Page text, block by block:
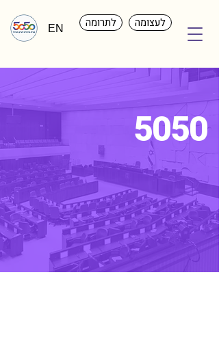
EN לתרומה לעצומה
5050
מנוי לחברה
טובה יותר